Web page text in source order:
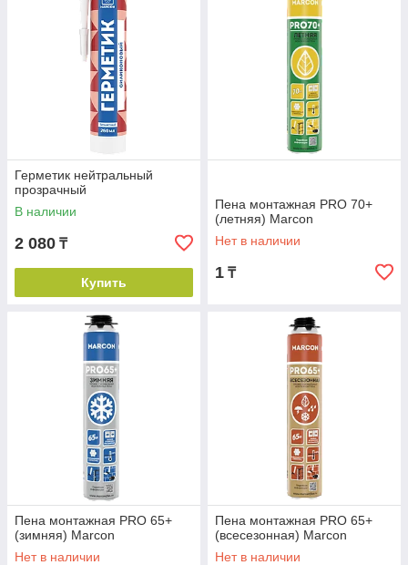
Герметик нейтральный
прозрачный
В наличии
2 080 ₸
Купить
Пена монтажная PRO 70+
(летняя) Marcon
Нет в наличии
1 ₸
Пена монтажная PRO 65+
(зимняя) Marcon
Нет в наличии
Пена монтажная PRO 65+
(всесезонная) Marcon
Нет в наличии